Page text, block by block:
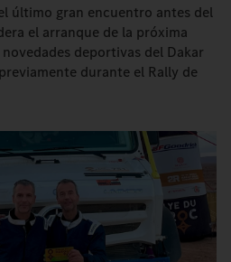
último gran encuentro antes del
el arranque de la próxima
deportivas del Dakar
durante el Rally de